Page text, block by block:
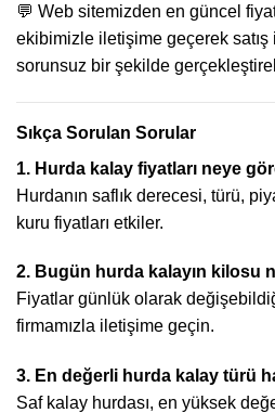
💬 Web sitemizden en güncel
ekibimizle iletişime geçerek satış
sorunsuz bir şekilde
Sıkça Sorulan Sorular
1. Hurda kalay fiyatları neye
Hurdanın saflık derecesi, türü,
kuru fiyatları etkiler.
2. Bugün hurda kalayın kilosu
Fiyatlar günlük olarak
firmamızla iletişime geçin.
3. En değerli hurda kalay türü
Saf kalay hurdası, en yüksek